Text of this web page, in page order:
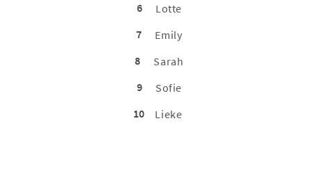
6
Lotte
7
Emily
8
Sarah
9
Sofie
10
Lieke